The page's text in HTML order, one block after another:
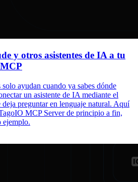
y otros asistentes de IA a tu
ayudan cuando ya sabes dónde
un asistente de IA mediante el
preguntar en lenguaje natural. Aquí
MCP Server de principio a fin,
ejemplo.